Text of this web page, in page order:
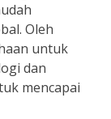
Oleh
untuk
dan
mencapai